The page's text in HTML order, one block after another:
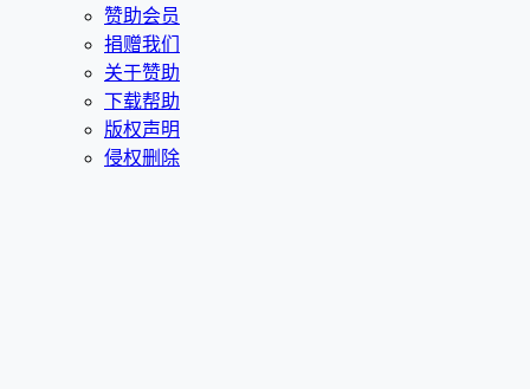
赞助会员
捐赠我们
关于赞助
下载帮助
版权声明
侵权删除